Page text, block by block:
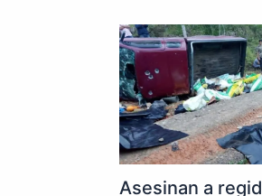
Asesinan a